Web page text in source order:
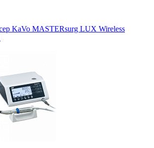
KaVo MASTERsurg LUX Wireless